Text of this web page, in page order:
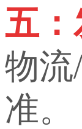
五：
物
准。